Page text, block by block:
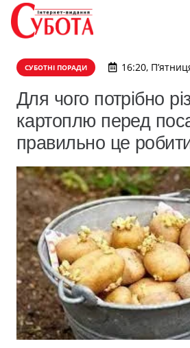
СУБОТНІ ПОРАДИ 16:20,
Для чого потрібно
картоплю перед
правильно це